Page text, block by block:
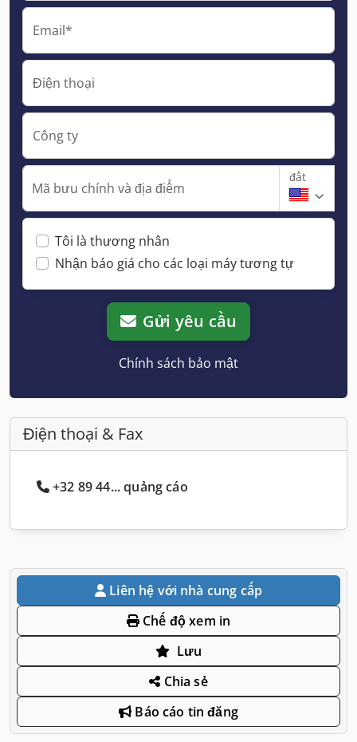
Email*
Điện thoại
Công ty
Mã bưu chính và địa điểm
đất
Tôi là thương nhân
Nhận báo giá cho các loại máy tương tự
Gửi yêu cầu
Chính sách bảo mật
Điện thoại & Fax
+32 89 44... quảng cáo
Liên hệ với nhà cung cấp
Chế độ xem in
Lưu
Chia sẻ
Báo cáo tin đăng